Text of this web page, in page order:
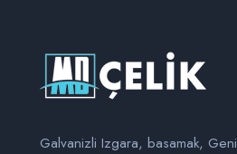
Galvanizli Izgara, basamak,